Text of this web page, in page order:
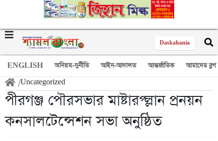
Daskahania
ENGLISH অনিয়ম-দুর্নীতি আইন-আদালত আন্তর্জাতিক আমাদের ব্লগ
/Uncategorized
পীরগঞ্জ পৌরসভার মাষ্টারপ্ল্লান প্রনয়ন
কনসালটেন্সেশন সভা অনুষ্ঠিত